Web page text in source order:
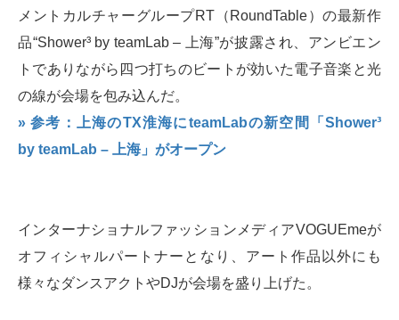
メントカルチャーグループRT（RoundTable）の最新作
品“Shower³ by teamLab – 上海”が披露され、アンビエン
トでありながら四つ打ちのビートが効いた電子音楽と光
の線が会場を包み込んだ。
» 参考：上海のTX淮海にteamLabの新空間「Shower³
by teamLab – 上海」がオープン
インターナショナルファッションメディアVOGUEmeが
オフィシャルパートナーとなり、アート作品以外にも
様々なダンスアクトやDJが会場を盛り上げた。